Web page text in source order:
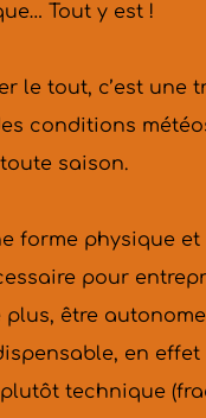
Tout y est !
le tout, c’est une
conditions
saison.
forme physique et
pour
plus, être
en effet
technique